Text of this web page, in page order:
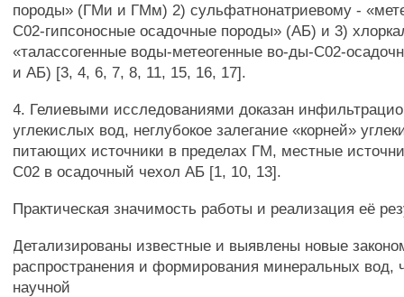
породы» (ГМи и ГМм) 2) сульфатнонатриевому -
С02-гипсоносные осадочные породы» (АБ) и 3)
«талассогенные воды-метеогенные во-ды-С02-
и АБ) [3, 4, 6, 7, 8, 11, 15, 16, 17].
4. Гелиевыми исследованиями доказан
углекислых вод, неглубокое залегание «корней»
питающих источники в пределах ГМ, местные
С02 в осадочный чехол АБ [1, 10, 13].
Практическая значимость работы и реализация её
Детализированы известные и выявлены новые
распространения и формирования минеральных вод,
научной